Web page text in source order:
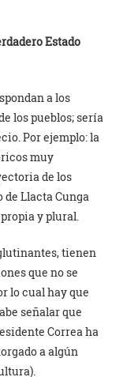
Estado
a los
los pueblos; sería
Por ejemplo: la
muy
de los
de Llacta Cunga
y plural.
tienen
que no se
lo cual hay que
señalar que
Correa ha
a algún